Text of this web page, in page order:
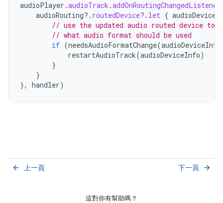
audioPlayer .audioTrack .addOnRoutingChangedListener
audioRouting?. routedDevice?. let {
// use the updated audio routed device to
// what audio format should be used
if (needsAudioFormatChange(audioDeviceInfo
restartAudioTrack(audioDeviceInfo)
}
}
},
handler)
上一頁
arrow_back 下一頁 arrow_forward
這對你有幫助嗎？